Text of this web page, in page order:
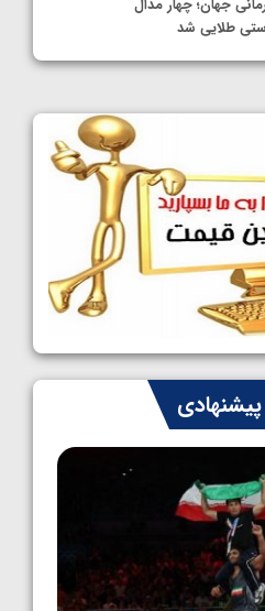
جهان؛ چهار مدال
طلایی شد
رقبای نمایندگان
سکوی تیمی
در پنج وزن دوم